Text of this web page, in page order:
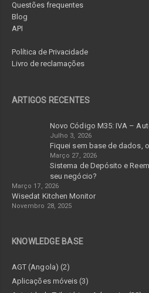
Questões frequentes
Blog
API
Política de Privacidade
Livro de reclamações
ARTIGOS RECENTES
Novo Código M35: IVA –
Julho 3, 2026
Fiquei sem base de dados,
Março 27, 2026
Sistema de Depósito e
seu negócio?
Março 17, 2026
Wisedat Kitchen Monitor
Novembro 28, 2025
KNOWLEDGE BASE
AGT (Angola) (2)
Aplicações móveis (3)